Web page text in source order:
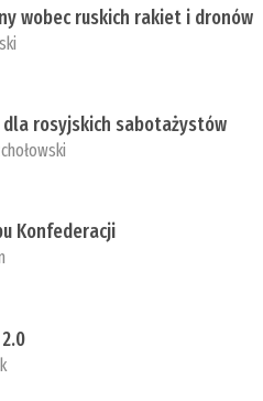
wobec ruskich rakiet i dronów
rosyjskich sabotażystów
Konfederacji